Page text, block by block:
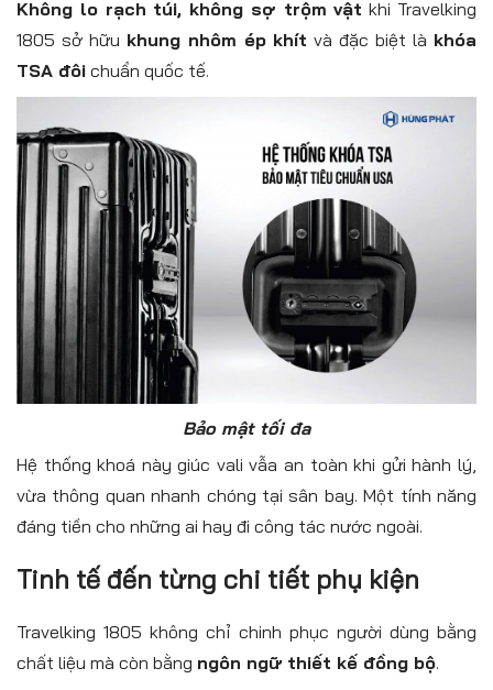
Không lo rạch túi, không sợ trộm vật khi Travelking
1805 sở hữu khung nhôm ép khít và đặc biệt là khóa
TSA đôi chuẩn quốc tế.
Bảo mật tối đa
Hệ thống khoá này giúc vali vẫa an toàn khi gửi hành lý,
vừa thông quan nhanh chóng tại sân bay. Một tính năng
đáng tiền cho những ai hay đi công tác nước ngoài.
Tinh tế đến từng chi tiết phụ kiện
Travelking 1805 không chỉ chinh phục người dùng bằng
chất liệu mà còn bằng ngôn ngữ thiết kế đồng bộ.